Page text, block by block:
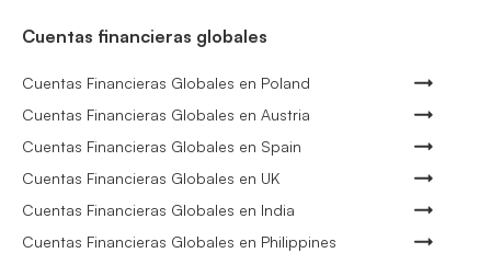
Cuentas financieras globales
Cuentas Financieras Globales en Poland
Cuentas Financieras Globales en Austria
Cuentas Financieras Globales en Spain
Cuentas Financieras Globales en UK
Cuentas Financieras Globales en India
Cuentas Financieras Globales en Philippines